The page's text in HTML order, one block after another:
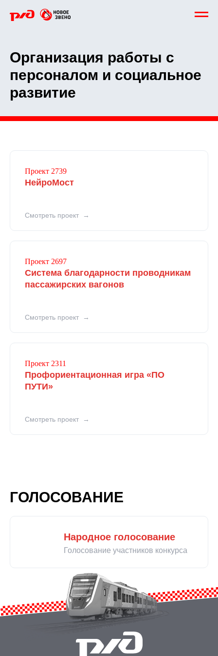
Организация работы с
персоналом и социальное
развитие
НейроМост
Проект 2739
Смотреть проект
Система благодарности проводникам
пассажирских вагонов
Проект 2697
Смотреть проект
Профориентационная игра «ПО
ПУТИ»
Проект 2311
Смотреть проект
ГОЛОСОВАНИЕ
Народное голосование
Голосование участников конкурса